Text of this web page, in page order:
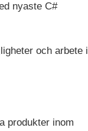
nyaste C#
och arbete i
produkter inom